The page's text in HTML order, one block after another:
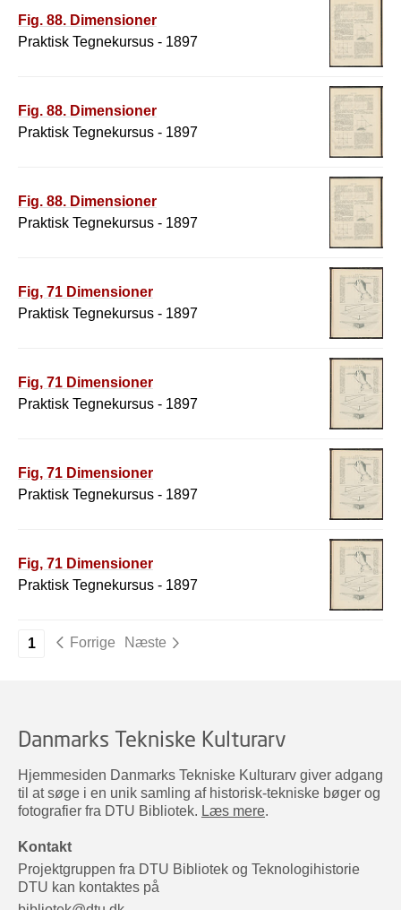
Fig. 88. Dimensioner
Praktisk Tegnekursus - 1897
Fig. 88. Dimensioner
Praktisk Tegnekursus - 1897
Fig. 88. Dimensioner
Praktisk Tegnekursus - 1897
Fig, 71 Dimensioner
Praktisk Tegnekursus - 1897
Fig, 71 Dimensioner
Praktisk Tegnekursus - 1897
Fig, 71 Dimensioner
Praktisk Tegnekursus - 1897
Fig, 71 Dimensioner
Praktisk Tegnekursus - 1897
1 Forrige Næste
Danmarks Tekniske Kulturarv
Hjemmesiden Danmarks Tekniske Kulturarv giver adgang
til at søge i en unik samling af historisk-tekniske bøger og
fotografier fra DTU Bibliotek. Læs mere.
Kontakt
Projektgruppen fra DTU Bibliotek og Teknologihistorie
DTU kan kontaktes på